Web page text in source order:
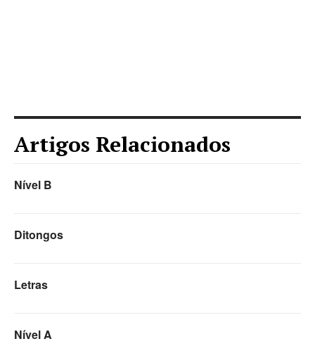
Artigos Relacionados
Nível B
Ditongos
Letras
Nível A